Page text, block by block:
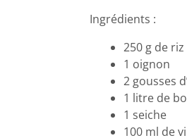
Ingrédients :
250 g de
1 oignon
2 gousses
1 litre de
1 seiche
100 ml de